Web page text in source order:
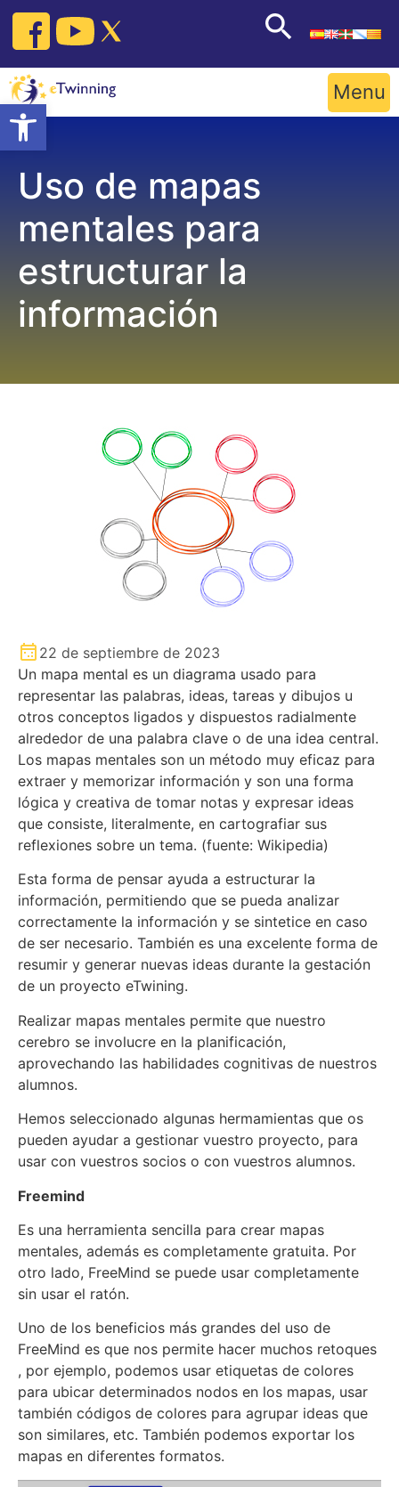
Open toolbar
Skip
content
Menu
Uso de mapas
mentales para
estructurar la
información
22 de septiembre de 2023
Un mapa mental es un diagrama usado para
representar las palabras, ideas, tareas y dibujos u
otros conceptos ligados y dispuestos radialmente
alrededor de una palabra clave o de una idea central.
Los mapas mentales son un método muy eficaz para
extraer y memorizar información y son una forma
lógica y creativa de tomar notas y expresar ideas
que consiste, literalmente, en cartografiar sus
reflexiones sobre un tema. (fuente: Wikipedia)
Esta forma de pensar ayuda a estructurar la
información, permitiendo que se pueda analizar
correctamente la información y se sintetice en caso
de ser necesario. También es una excelente forma de
resumir y generar nuevas ideas durante la gestación
de un proyecto eTwining.
Realizar mapas mentales permite que nuestro
cerebro se involucre en la planificación,
aprovechando las habilidades cognitivas de nuestros
alumnos.
Hemos seleccionado algunas hermamientas que os
pueden ayudar a gestionar vuestro proyecto, para
usar con vuestros socios o con vuestros alumnos.
Freemind
Es una herramienta sencilla para crear mapas
mentales, además es completamente gratuita. Por
otro lado, FreeMind se puede usar completamente
sin usar el ratón.
Uno de los beneficios más grandes del uso de
FreeMind es que nos permite hacer muchos retoques
, por ejemplo, podemos usar etiquetas de colores
para ubicar determinados nodos en los mapas, usar
también códigos de colores para agrupar ideas que
son similares, etc. También podemos exportar los
mapas en diferentes formatos.